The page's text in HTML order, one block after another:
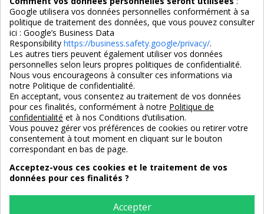
4,7/5
3X SANS FRAIS
100% sécurisé
PAIEMENT 100% SÉCURISÉ
par CB / Amex / Virement
LIVRAISON 12/18 JOURS
depuis 2008
Google utilisera vos données personnelles conformément à sa
politique de traitement des données, que vous pouvez consulter
ici : Google’s Business Data
Responsibility https://business.safety.google/privacy/.
Les autres tiers peuvent également utiliser vos données
personnelles selon leurs propres politiques de confidentialité.
Nous vous encourageons à consulter ces informations via
notre Politique de confidentialité.
En acceptant, vous consentez au traitement de vos données
pour ces finalités, conformément à notre Politique de
confidentialité et à nos Conditions d’utilisation.
Vous pouvez gérer vos préférences de cookies ou retirer votre
consentement à tout moment en cliquant sur le bouton
correspondant en bas de page.
Acceptez-vous ces cookies et le traitement de vos
données pour ces finalités ?
Accepter